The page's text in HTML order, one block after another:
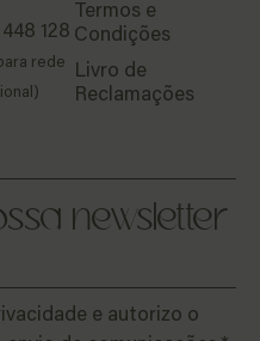
128
rede
Termos e
Condições
Livro de
Reclamações
newsletter
e autorizo o